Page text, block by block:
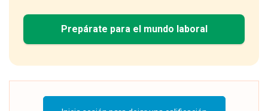
Prepárate para el mundo laboral